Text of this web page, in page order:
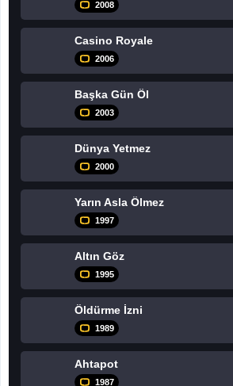
2008
Casino Royale
2006
Başka Gün Öl
2003
Dünya Yetmez
2000
Yarın Asla Ölmez
1997
Altın Göz
1995
Öldürme İzni
1989
Ahtapot
1987